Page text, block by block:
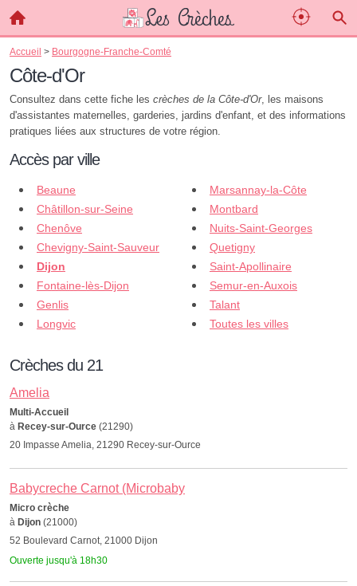
Accueil > Bourgogne-Franche-Comté
Côte-d'Or
Consultez dans cette fiche les crèches de la Côte-d'Or, les maisons
d'assistantes maternelles, garderies, jardins d'enfant, et des informations
pratiques liées aux structures de votre région.
Accès par ville
Beaune
Châtillon-sur-Seine
Chenôve
Chevigny-Saint-Sauveur
Dijon
Fontaine-lès-Dijon
Genlis
Longvic
Marsannay-la-Côte
Montbard
Nuits-Saint-Georges
Quetigny
Saint-Apollinaire
Semur-en-Auxois
Talant
Toutes les villes
Crèches du 21
Amelia
Multi-Accueil
à Recey-sur-Ource (21290)
20 Impasse Amelia, 21290 Recey-sur-Ource
Babycreche Carnot (Microbaby
Micro crèche
à Dijon (21000)
52 Boulevard Carnot, 21000 Dijon
Ouverte jusqu'à 18h30